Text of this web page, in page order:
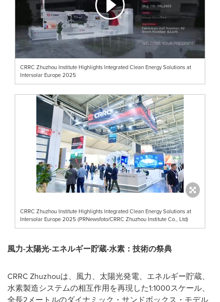
CRRC Zhuzhou Institute Highlights Integrated Clean Energy Solutions at
Intersolar Europe 2025
CRRC Zhuzhou Institute Highlights Integrated Clean Energy Solutions at
Intersolar Europe 2025 (PRNewsfoto/CRRC Zhuzhou Institute Co., Ltd)
風力-太陽光-エネルギー貯蔵-水素：技術の祭典
CRRC Zhuzhouは、風力、太陽光発電、エネルギー貯蔵、
水素製造システムの相互作用を再現した1:1000スケール、
全長2メートルのダイナミック・サンドボックス・モデル